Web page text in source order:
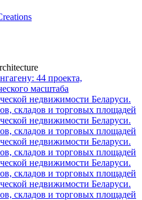
44 проекта,
масштаба
недвижимости Беларуси.
складов и торговых площадей
недвижимости Беларуси.
складов и торговых площадей
недвижимости Беларуси.
складов и торговых площадей
недвижимости Беларуси.
складов и торговых площадей
недвижимости Беларуси.
складов и торговых площадей